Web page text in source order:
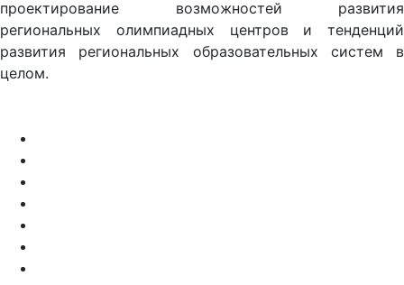
проектирование возможностей развития
региональных олимпиадных центров и тенденций
развития региональных образовательных систем в
целом.